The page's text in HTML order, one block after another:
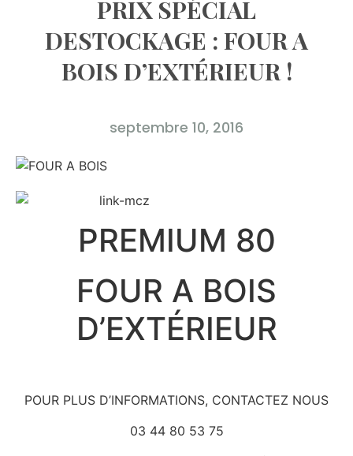
PRIX SPÉCIAL
DESTOCKAGE : FOUR A
BOIS D’EXTÉRIEUR !
septembre 10, 2016
PREMIUM 80
FOUR A BOIS
D’EXTÉRIEUR
POUR PLUS D’INFORMATIONS, CONTACTEZ NOUS
03 44 80 53 75